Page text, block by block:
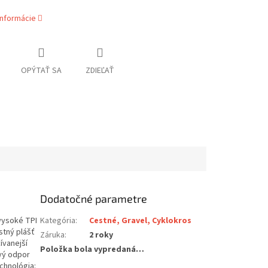
OPÝTAŤ SA ZDIEĽAŤ
TPI
plášť
odpor
Dodatočné parametre
Kategória:
Cestné, Gravel, Cyklokros
Záruka:
2 roky
Položka bola vypredaná…